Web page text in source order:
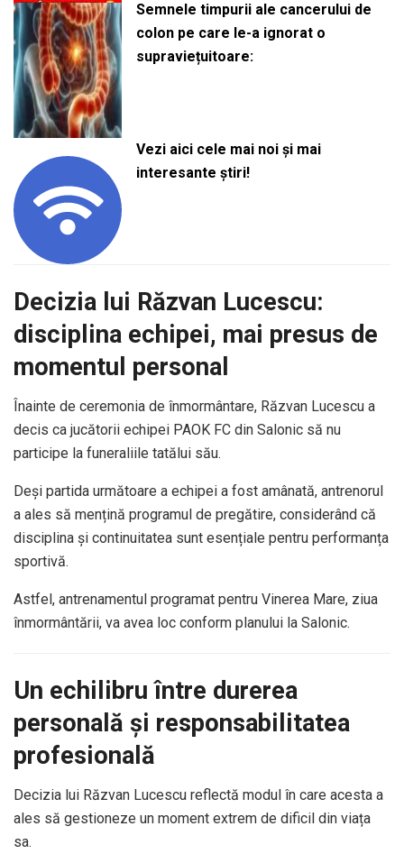
Semnele timpurii ale cancerului de
colon pe care le-a ignorat o
supraviețuitoare:
Vezi aici cele mai noi și mai
interesante știri!
Decizia lui Răzvan Lucescu:
disciplina echipei, mai presus de
momentul personal
Înainte de ceremonia de înmormântare, Răzvan Lucescu a
decis ca jucătorii echipei PAOK FC din Salonic să nu
participe la funeraliile tatălui său.
Deși partida următoare a echipei a fost amânată, antrenorul
a ales să mențină programul de pregătire, considerând că
disciplina și continuitatea sunt esențiale pentru performanța
sportivă.
Astfel, antrenamentul programat pentru Vinerea Mare, ziua
înmormântării, va avea loc conform planului la Salonic.
Un echilibru între durerea
personală și responsabilitatea
profesională
Decizia lui Răzvan Lucescu reflectă modul în care acesta a
ales să gestioneze un moment extrem de dificil din viața
sa.